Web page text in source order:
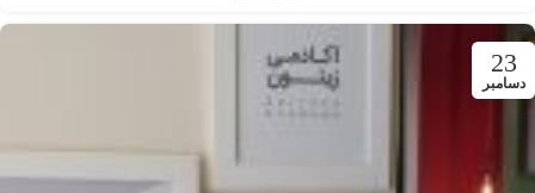
23
دسامبر